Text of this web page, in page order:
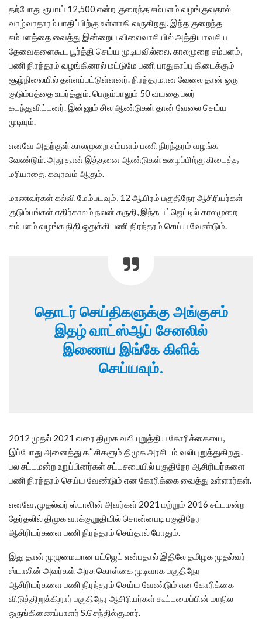
தற்போது ரூபாய் 12,500 என்ற குறைந்த சம்பளம் வழங்குவதால்
வாழ்வாதாரம் பாதிப்பிற்கு உள்ளாகி வருகிறது. இந்த குறைந்த
சம்பளத்தை வைத்து இன்றைய விலைவாசியில் அத்தியாவசிய
தேவைகளைகூட பூர்த்தி செய்ய முடியவில்லை. காலமுறை சம்பளம்,
பணி நிரந்தரம் வழங்கினால் மட்டுமே பணி பாதுகாப்பு கிடைக்கும்
சூழ்நிலையில் தள்ளப்பட்டுள்ளனர். நிரந்தரமான வேலை தான் ஒரு
குடும்பத்தை உயர்த்தும். பெரும்பாலும் 50 வயதை பலர்
கடந்துவிட்டனர். இன்னும் சில ஆண்டுகள் தான் வேலை செய்ய
முடியும்.
எனவே அதற்குள் காலமுறை சம்பளம் பணி நிரந்தரம் வழங்க
வேண்டும். அது தான் இத்தனை ஆண்டுகள் உழைப்பிற்கு கிடைத்த
மரியாதை, கவுரவம் ஆகும்.
மாணவர்கள் கல்வி மேம்படவும், 12 ஆயிரம் பகுதிநேர ஆசிரியர்கள்
குடும்பங்கள் எதிர்காலம் நலன் கருதி, இந்த பட்ஜெட்டில் காலமுறை
சம்பளம் வழங்க நிதி ஒதுக்கி பணி நிரந்தரம் செய்ய வேண்டும்.
தொடர் செய்திகளுக்கு அங்குசம்
இதழ் வாட்ஸ்ஆப் சேனலில்
இணைய இங்கே கிளிக்
செய்யவும்.
2012 முதல் 2021 வரை திமுக வலியுறுத்திய கோரிக்கையை,
இப்போது அனைத்து கட்சிகளும் திமுக அரசிடம் வலியுறுத்துகிறது.
பல சட்டமன்ற உறுப்பினர்கள் சட்டசபையில் பகுதிநேர ஆசிரியர்களை
பணி நிரந்தரம் செய்ய வேண்டும் என கோரிக்கை வைத்து உள்ளார்கள்.
எனவே, முதல்வர் ஸ்டாலின் அவர்கள் 2021 மற்றும் 2016 சட்டமன்ற
தேர்தலில் திமுக வாக்குறுதியில் சொன்னபடி பகுதிநேர
ஆசிரியர்களை பணி நிரந்தரம் செய்தால் போதும்.
இது தான் முழுமையான பட்ஜெட் என்பதால் இதிலே தமிழக முதல்வர்
ஸ்டாலின் அவர்கள் அரசு கொள்கை முடிவாக பகுதிநேர
ஆசிரியர்களை பணி நிரந்தரம் செய்ய வேண்டும் என கோரிக்கை
விடுத்திறுக்கிறார் பகுதிநேர ஆசிரியர்கள் கூட்டமைப்பின் மாநில
ஒருங்கிணைப்பாளர் S.செந்தில்குமார்.